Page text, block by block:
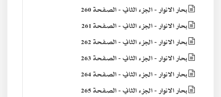
بحار الانوار - الجزء الثاني - الصفحة 260
بحار الانوار - الجزء الثاني - الصفحة 261
بحار الانوار - الجزء الثاني - الصفحة 262
بحار الانوار - الجزء الثاني - الصفحة 263
بحار الانوار - الجزء الثاني - الصفحة 264
بحار الانوار - الجزء الثاني - الصفحة 265